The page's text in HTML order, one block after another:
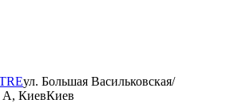
ул. Большая Васильковская/
А, КиевКиев